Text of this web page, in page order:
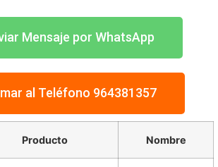
Mensaje por WhatsApp
al Teléfono 964381357
Producto Nombre